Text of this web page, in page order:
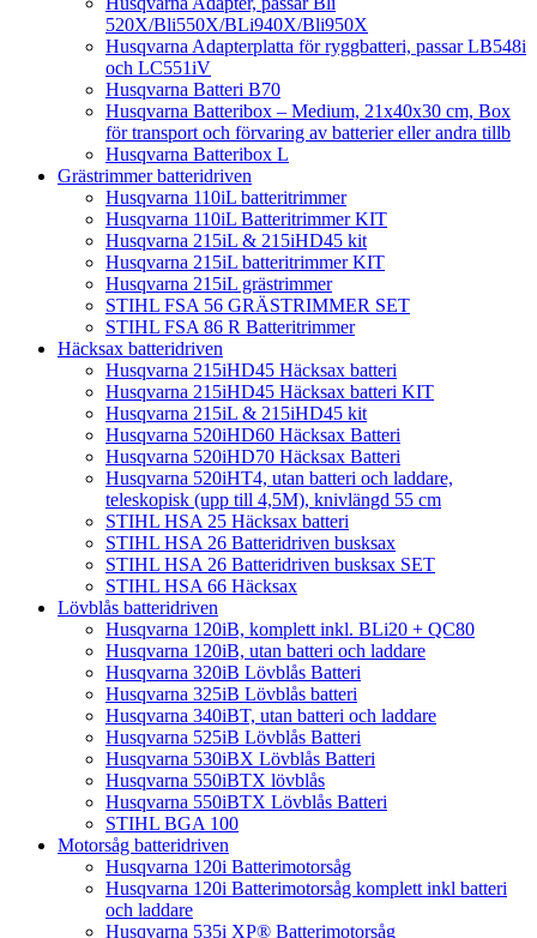
520X/Bli550X/BLi940X/Bli950X
Husqvarna Adapterplatta för ryggbatteri, passar LB548i
och LC551iV
Husqvarna Batteri B70
Husqvarna Batteribox – Medium, 21x40x30 cm, Box
för transport och förvaring av batterier eller andra tillb
Husqvarna Batteribox L
Grästrimmer batteridriven
Husqvarna 110iL batteritrimmer
Husqvarna 110iL Batteritrimmer KIT
Husqvarna 215iL & 215iHD45 kit
Husqvarna 215iL batteritrimmer KIT
Husqvarna 215iL grästrimmer
STIHL FSA 56 GRÄSTRIMMER SET
STIHL FSA 86 R Batteritrimmer
Häcksax batteridriven
Husqvarna 215iHD45 Häcksax batteri
Husqvarna 215iHD45 Häcksax batteri KIT
Husqvarna 215iL & 215iHD45 kit
Husqvarna 520iHD60 Häcksax Batteri
Husqvarna 520iHD70 Häcksax Batteri
Husqvarna 520iHT4, utan batteri och laddare,
teleskopisk (upp till 4,5M), knivlängd 55 cm
STIHL HSA 25 Häcksax batteri
STIHL HSA 26 Batteridriven busksax
STIHL HSA 26 Batteridriven busksax SET
STIHL HSA 66 Häcksax
Lövblås batteridriven
Husqvarna 120iB, komplett inkl. BLi20 + QC80
Husqvarna 120iB, utan batteri och laddare
Husqvarna 320iB Lövblås Batteri
Husqvarna 325iB Lövblås batteri
Husqvarna 340iBT, utan batteri och laddare
Husqvarna 525iB Lövblås Batteri
Husqvarna 530iBX Lövblås Batteri
Husqvarna 550iBTX lövblås
Husqvarna 550iBTX Lövblås Batteri
STIHL BGA 100
Motorsåg batteridriven
Husqvarna 120i Batterimotorsåg
Husqvarna 120i Batterimotorsåg komplett inkl batteri
och laddare
Husqvarna 535i XP® Batterimotorsåg